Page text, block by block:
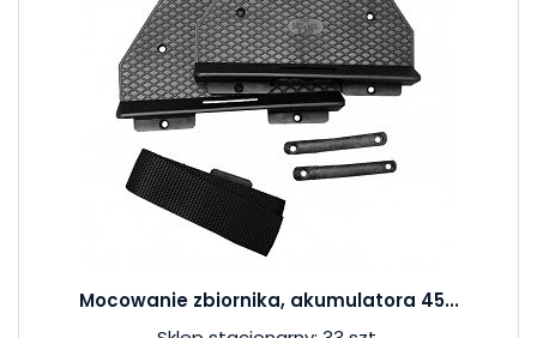
Mocowanie zbiornika, akumulatora 45...